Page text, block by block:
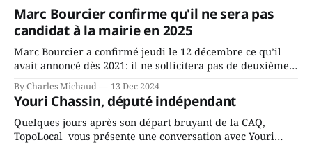
Marc Bourcier confirme qu'il ne sera pas
candidat à la mairie en 2025
Marc Bourcier a confirmé jeudi le 12 décembre ce qu’il
avait annoncé dès 2021: il ne sollicitera pas de deuxième
fait l’annonce en s’adressant aux employés de la ville,
rassemblés en soirée pour leur traditionnel souper
By Charles Michaud 13 Dec 2024
Youri Chassin, député indépendant
Quelques jours après son départ bruyant de la CAQ,
TopoLocal vous présente une conversation avec Youri